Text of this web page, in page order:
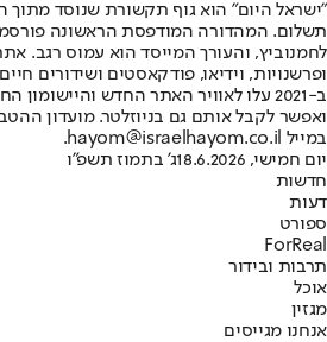
"ישראל היום" הוא גוף תקשורת שנוסד מתוך
ופרשנויות, וידיאו, פודקאסטים ושידורים
ב-2021 עלו לאוויר האתר החדש
ואפשר לקבל אותם גם בניוזלטר. מועדון
במייל hayom@israelhayom.co.il.
יום חמישי, 18.6.2026
ג' בתמוז תשפ"ו
חדשות
דעות
ספורט
ForReal
תרבות ובידור
אוכל
מגזין
אנחנו מגייסים